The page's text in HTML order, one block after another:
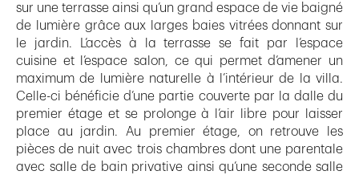
sur une terrasse ainsi qu’un grand espace de vie baigné
de lumière grâce aux larges baies vitrées donnant sur
le jardin. L’accès à la terrasse se fait par l’espace
cuisine et l’espace salon, ce qui permet d’amener un
maximum de lumière naturelle à l’intérieur de la villa.
Celle-ci bénéficie d’une partie couverte par la dalle du
premier étage et se prolonge à l’air libre pour laisser
place au jardin. Au premier étage, on retrouve les
pièces de nuit avec trois chambres dont une parentale
avec salle de bain privative ainsi qu’une seconde salle